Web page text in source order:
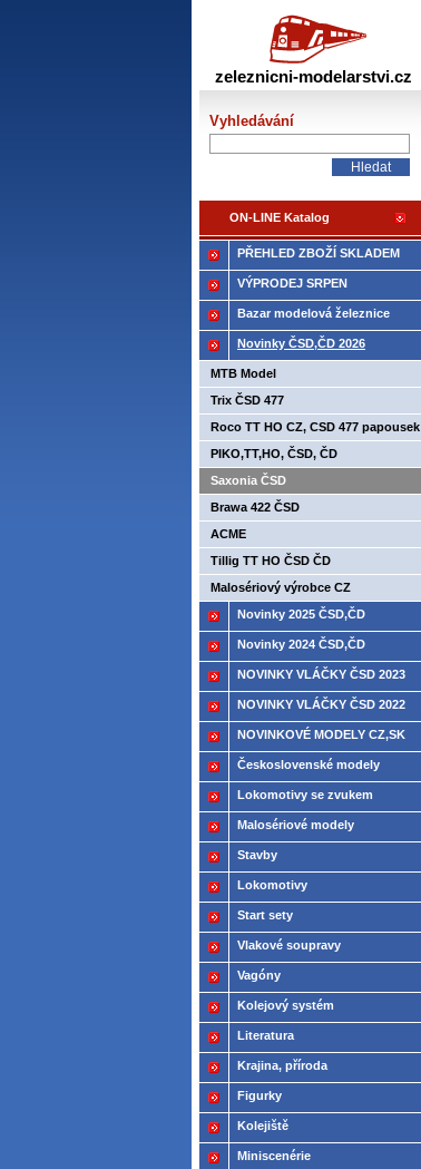
PŘEHLED ZBOŽÍ SKLADEM
VÝPRODEJ SRPEN
Bazar modelová železnice
Novinky ČSD,ČD 2026
MTB Model
Trix ČSD 477
Roco TT HO CZ, CSD 477 papousek
PIKO,TT,HO, ČSD, ČD
Saxonia ČSD
Brawa 422 ČSD
ACME
Tillig TT HO ČSD ČD
Malosériový výrobce CZ
Novinky 2025 ČSD,ČD
Novinky 2024 ČSD,ČD
NOVINKY VLÁČKY ČSD 2023
NOVINKY VLÁČKY ČSD 2022
NOVINKOVÉ MODELY CZ,SK
2021
Československé modely
ČSD,ČD
Lokomotivy se zvukem
Malosériové modely
Stavby
Lokomotivy
Start sety
Vlakové soupravy
Vagóny
Kolejový systém
Literatura
Krajina, příroda
Figurky
Kolejiště
Miniscenérie
zeleznicni-modelarstvi.cz
Vyhledávání
ON-LINE Katalog